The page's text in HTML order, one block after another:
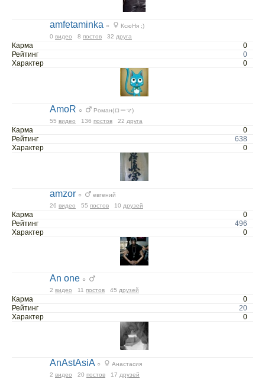
amfetaminka ○
КсюНя ;)
0 видео 8 постов 32 друга
Карма
0
Рейтинг
0
Характер
0
AmoR ○
Роман(ローマ)
55 видео 136 постов 22 друга
Карма
0
Рейтинг
638
Характер
0
amzor ○
евгений
26 видео 55 постов 10 друзей
Карма
0
Рейтинг
496
Характер
0
An one ○
2 видео 11 постов 45 друзей
Карма
0
Рейтинг
20
Характер
0
AnAstAsiA ○
Анастасия
2 видео 20 постов 17 друзей